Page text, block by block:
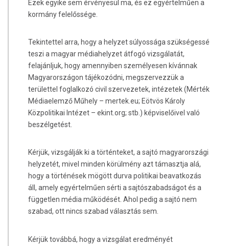
Ezek egyike sem érvényesül ma, és ez egyértelműen a
kormány felelőssége.
Tekintettel arra, hogy a helyzet súlyossága szükségessé
teszi a magyar médiahelyzet átfogó vizsgálatát,
felajánljuk, hogy amennyiben személyesen kívánnak
Magyarországon tájékozódni, megszervezzük a
területtel foglalkozó civil szervezetek, intézetek (Mérték
Médiaelemző Műhely – mertek.eu; Eötvös Károly
Közpolitikai Intézet – ekint.org; stb.) képviselőivel való
beszélgetést.
Kérjük, vizsgálják ki a történteket, a sajtó magyarországi
helyzetét, mivel minden körülmény azt támasztja alá,
hogy a történések mögött durva politikai beavatkozás
áll, amely egyértelműen sérti a sajtószabadságot és a
független média működését. Ahol pedig a sajtó nem
szabad, ott nincs szabad választás sem.
Kérjük továbbá, hogy a vizsgálat eredményét